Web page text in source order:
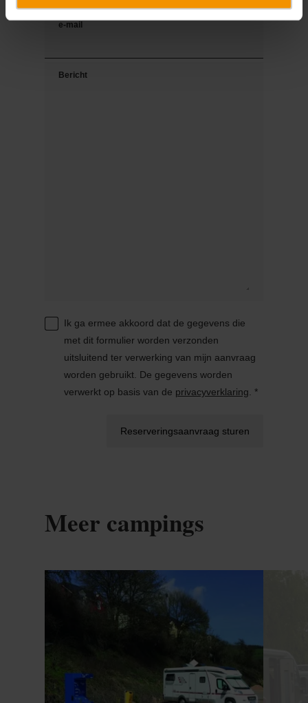
e-mail
Bericht
Ik ga ermee akkoord dat de gegevens die
met dit formulier worden verzonden
uitsluitend ter verwerking van mijn aanvraag
worden gebruikt. De gegevens worden
verwerkt op basis van de privacyverklaring . *
Reserveringsaanvraag sturen
Meer campings